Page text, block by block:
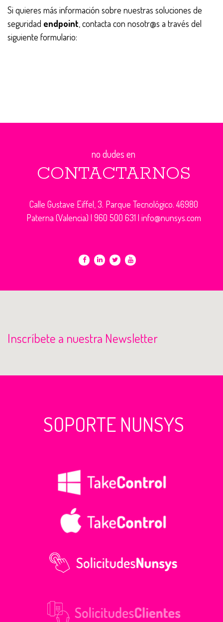
Si quieres más información sobre nuestras soluciones de
seguridad endpoint , contacta con nosotr@s a través del
siguiente formulario:
no dudes en
CONTACTARNOS
Calle Gustave Eiffel, 3. Parque Tecnológico. 46980
Paterna (Valencia) | 960 500 631 | info@nunsys.com
Inscríbete a nuestra Newsletter
SOPORTE NUNSYS